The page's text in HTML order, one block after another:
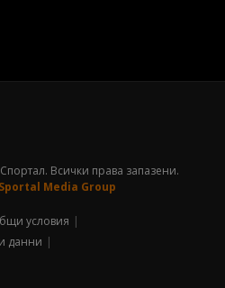
Всички права запазени.
Sportal Media Group
условия
данни